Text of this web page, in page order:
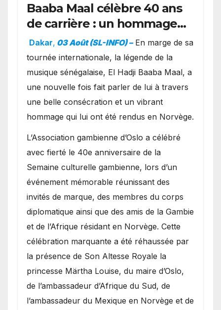
Baaba Maal célèbre 40 ans
de carrière : un hommage
exceptionnel à Oslo en
présence de la famille
royale.
Dakar, 03 Août (SL-INFO) – ​En marge de sa
tournée internationale, la légende de la
musique sénégalaise, El Hadji Baaba Maal, a
une nouvelle fois fait parler de lui à travers
une belle consécration et un vibrant
hommage qui lui ont été rendus en Norvège.
​L’Association gambienne d’Oslo a célébré
avec fierté le 40e anniversaire de la
Semaine culturelle gambienne, lors d’un
événement mémorable réunissant des
invités de marque, des membres du corps
diplomatique ainsi que des amis de la Gambie
et de l’Afrique résidant en Norvège. Cette
célébration marquante a été réhaussée par
la présence de Son Altesse Royale la
princesse Märtha Louise, du maire d’Oslo,
de l’ambassadeur d’Afrique du Sud, de
l’ambassadeur du Mexique en Norvège et de